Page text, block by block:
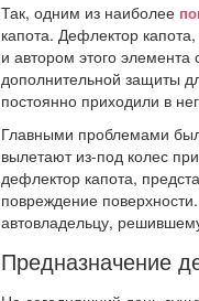
Так, одним из наиболее
капота. Дефлектор
и автором этого
дополнительной защиты
постоянно приходили в
Главными проблемами
вылетают из-под колес
дефлектор капота,
повреждение
автовладельцу,
Предназначение